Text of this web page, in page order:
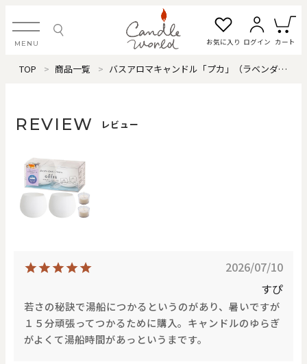
MENU お気に入り ログイン カート
ログイン・新規会員登録
すべてのアイテム
#タグから探す
価格で探す
TOP 商品一覧 バスアロマキャンドル「プカ」（ラベンダーティー）
REVIEW レビュー
2026/07/10
すぴ
若さの秘訣で湯船につかるというのがあり、暑いですが
１５分頑張ってつかるために購入。キャンドルのゆらぎ
がよくて湯船時間があっというまです。